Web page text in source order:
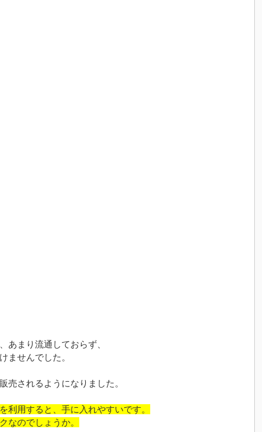
あまり流通しておらず、
ませんでした。
売されるようになりました。
利用すると、手に入れやすいです。
なのでしょうか。